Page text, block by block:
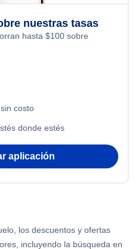
York
nuestras tasas
hasta $100 sobre
costo
donde estés
aplicación
los descuentos y ofertas
incluyendo la búsqueda en